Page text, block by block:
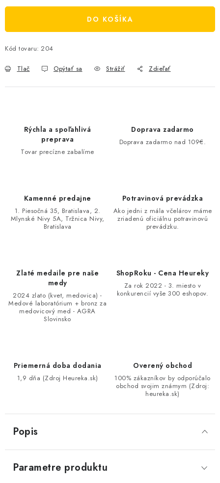
Vrátenie tovaru, výmena a reklamácie
DO KOŠÍKA
Kód tovaru: 204
Tlač Opýtať sa Strážiť Zdieľať
Rýchla a spoľahlivá
preprava
Tovar precízne zabalíme
Doprava zadarmo
Doprava zadarmo nad 109€.
Kamenné predajne
1. Piesočná 35, Bratislava, 2.
Mlynské Nivy 5A, Tržnica Nivy,
Bratislava
Potravinová prevádzka
Ako jedni z mála včelárov máme
zriadenú oficiálnu potravinovú
prevádzku.
Zlaté medaile pre naše
medy
2024 zlato (kvet, medovica) -
Medové laboratórium + bronz za
medovicový med - AGRA
Slovinsko
ShopRoku - Cena Heureky
Za rok 2022 - 3. miesto v
konkurencií vyše 300 eshopov.
Priemerná doba dodania
1,9 dňa (Zdroj Heureka.sk)
Overený obchod
100% zákazníkov by odporúčalo
obchod svojim známym (Zdroj:
heureka.sk)
Popis
Parametre produktu